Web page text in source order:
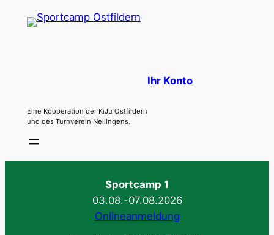
Inhalt
Eine Kooperation der KiJu Ostfildern
und des Turnverein Nellingens.
Ihr Konto
Sportcamp 1
03.08.-07.08.2026
Onlineanmeldung